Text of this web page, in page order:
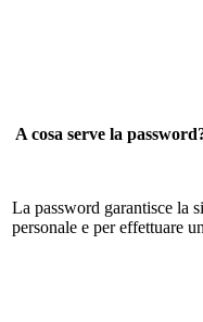
A cosa serve la
La password garantisce la
personale e per effettuare